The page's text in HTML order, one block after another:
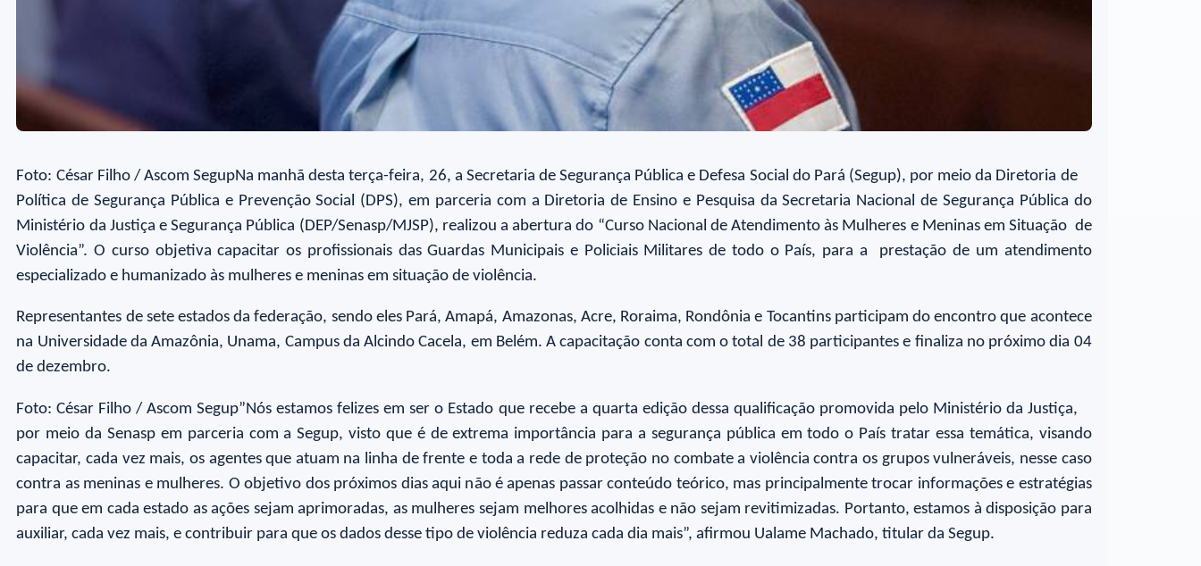
Foto: César Filho / Ascom SegupNa manhã desta terça-feira, 26, a Secretaria de Segurança Pública e Defesa Social do Pará (Segup), por meio da Diretoria de
Política de Segurança Pública e Prevenção Social (DPS), em parceria com a Diretoria de Ensino e Pesquisa da Secretaria Nacional de Segurança Pública do
Ministério da Justiça e Segurança Pública (DEP/Senasp/MJSP), realizou a abertura do “Curso Nacional de Atendimento às Mulheres e Meninas em Situação de
Violência”. O curso objetiva capacitar os profissionais das Guardas Municipais e Policiais Militares de todo o País, para a prestação de um atendimento
especializado e humanizado às mulheres e meninas em situação de violência.
Representantes de sete estados da federação, sendo eles Pará, Amapá, Amazonas, Acre, Roraima, Rondônia e Tocantins participam do encontro que acontece
na Universidade da Amazônia, Unama, Campus da Alcindo Cacela, em Belém. A capacitação conta com o total de 38 participantes e finaliza no próximo dia 04
de dezembro.
Foto: César Filho / Ascom Segup”Nós estamos felizes em ser o Estado que recebe a quarta edição dessa qualificação promovida pelo Ministério da Justiça,
por meio da Senasp em parceria com a Segup, visto que é de extrema importância para a segurança pública em todo o País tratar essa temática, visando
capacitar, cada vez mais, os agentes que atuam na linha de frente e toda a rede de proteção no combate a violência contra os grupos vulneráveis, nesse caso
contra as meninas e mulheres. O objetivo dos próximos dias aqui não é apenas passar conteúdo teórico, mas principalmente trocar informações e estratégias
para que em cada estado as ações sejam aprimoradas, as mulheres sejam melhores acolhidas e não sejam revitimizadas. Portanto, estamos à disposição para
auxiliar, cada vez mais, e contribuir para que os dados desse tipo de violência reduza cada dia mais”, afirmou Ualame Machado, titular da Segup.